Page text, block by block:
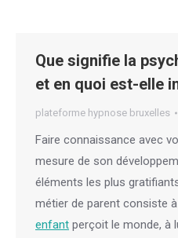
Que signifie la
et en quoi est-elle
plateforme hypnose bruxelles
Faire connaissance avec
mesure de son
éléments les plus
métier de parent consiste
enfant perçoit le monde, à